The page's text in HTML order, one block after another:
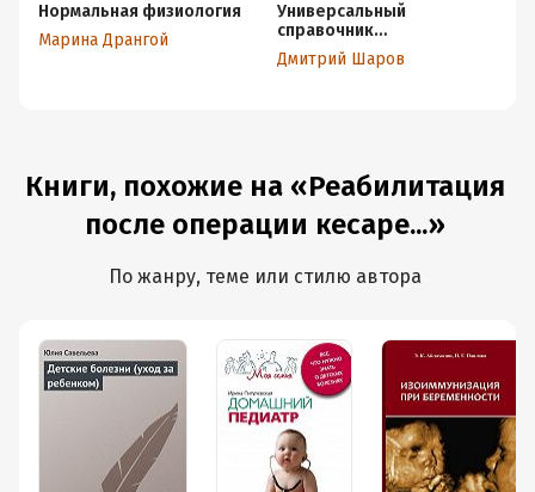
Нормальная физиология
Марина Дрангой
Универсальный
справочник
практикующего врача
Дмитрий Шаров
Книги, похожие на «Реабилитация
после операции кесаре...»
По жанру, теме или стилю автора